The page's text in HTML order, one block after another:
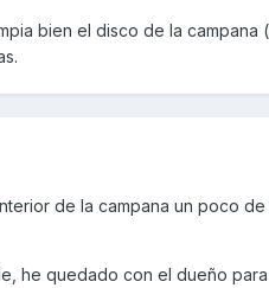
bien el disco de la
de la campana un poco
he quedado con el dueño